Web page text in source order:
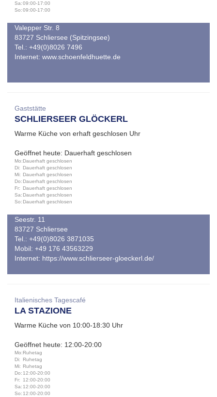
Sa:09:00-17:00
So:09:00-17:00
Valepper Str. 8
83727 Schliersee (Spitzingsee)
Tel.: +49(0)8026 7496
Internet: www.schoenfeldhuette.de
Gaststätte
SCHLIERSEER GLÖCKERL
Warme Küche von erhaft geschlosen Uhr
Geöffnet heute: Dauerhaft geschlosen
Mo:Dauerhaft geschlosen
Di:
Dauerhaft geschlosen
Mi: Dauerhaft geschlosen
Do: Dauerhaft geschlosen
Fr:
Dauerhaft geschlosen
Sa: Dauerhaft geschlosen
So: Dauerhaft geschlosen
Seestr. 11
83727 Schliersee
Tel.: +49(0)8026 3871035
Mobil: +49 176 43563229
Internet: https://www.schlierseer-gloeckerl.de/
Italienisches Tagescafé
LA STAZIONE
Warme Küche von 10:00-18:30 Uhr
Geöffnet heute: 12:00-20:00
Mo:Ruhetag
Di:
Ruhetag
Mi: Ruhetag
Do: 12:00-20:00
Fr:
12:00-20:00
Sa: 12:00-20:00
So: 12:00-20:00